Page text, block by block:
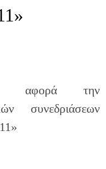
αφορά την
συνεδριάσεων